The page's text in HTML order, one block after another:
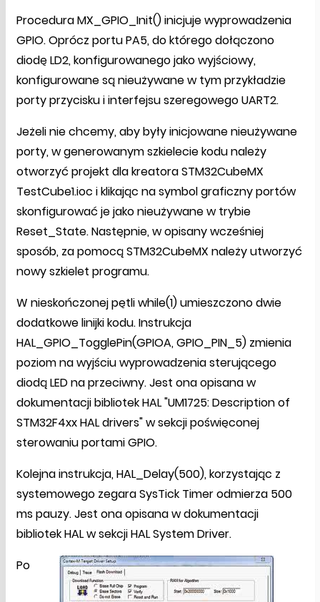
Procedura MX_GPIO_Init() inicjuje wyprowadzenia
GPIO. Oprócz portu PA5, do którego dołączono
diodę LD2, konfigurowanego jako wyjściowy,
konfigurowane są nieużywane w tym przykładzie
porty przycisku i interfejsu szeregowego UART2.
Jeżeli nie chcemy, aby były inicjowane nieużywane
porty, w generowanym szkielecie kodu należy
otworzyć projekt dla kreatora STM32CubeMX
TestCube1.ioc i klikając na symbol graficzny portów
skonfigurować je jako nieużywane w trybie
Reset_State. Następnie, w opisany wcześniej
sposób, za pomocą STM32CubeMX należy utworzyć
nowy szkielet programu.
W nieskończonej pętli while(1) umieszczono dwie
dodatkowe linijki kodu. Instrukcja
HAL_GPIO_TogglePin(GPIOA, GPIO_PIN_5) zmienia
poziom na wyjściu wyprowadzenia sterującego
diodą LED na przeciwny. Jest ona opisana w
dokumentacji bibliotek HAL "UM1725: Description of
STM32F4xx HAL drivers" w sekcji poświęconej
sterowaniu portami GPIO.
Kolejna instrukcja, HAL_Delay(500), korzystając z
systemowego zegara SysTick Timer odmierza 500
ms pauzy. Jest ona opisana w dokumentacji
bibliotek HAL w sekcji HAL System Driver.
Po